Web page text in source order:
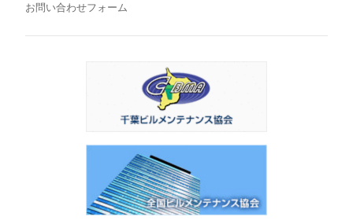
お問い合わせフォーム